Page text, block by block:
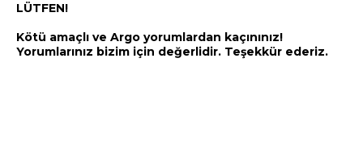
LÜTFEN!
Kötü amaçlı ve Argo yorumlardan kaçınınız!
Yorumlarınız bizim için değerlidir. Teşekkür ederiz.